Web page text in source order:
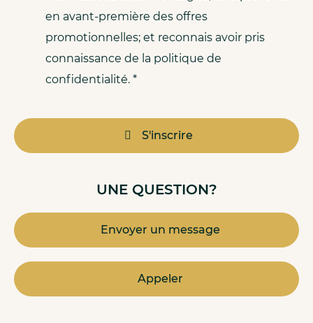
UNE QUESTION?
Envoyer un message
Appeler
en avant-première des offres
promotionnelles; et reconnais avoir pris
connaissance de la politique de
confidentialité. *
S'inscrire